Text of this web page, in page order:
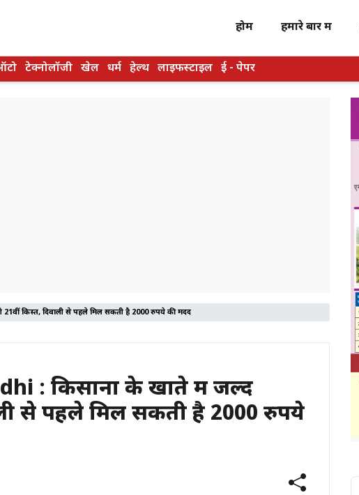
होम हमारे बारें में
टेक्नोलॉजी खेल धर्म हेल्थ लाइफस्टाइल ई - पेपर
किस्त, दिवाली से पहले मिल सकती है 2000 रुपये की मदद
: किसानों के खाते में जल्द
से पहले मिल सकती है 2000 रुपये